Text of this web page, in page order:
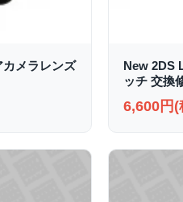
メラレンズ
New 2DS
ッチ 交換
6,600円(